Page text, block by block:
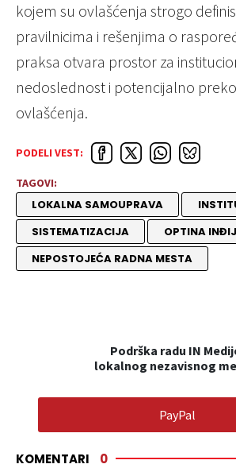
kojem su ovlašćenja strogo
pravilnicima i rešenjima o
praksa otvara prostor za
nedoslednost i potencijalno
ovlašćenja.
PODELI VEST:
TAGOVI:
LOKALNA SAMOUPRAVA
SISTEMATIZACIJA
OPTINA
NEPOSTOJEĆA RADNA MESTA
Podrška radu IN
lokalnog nezavisnog
PayPal
KOMENTARI 0